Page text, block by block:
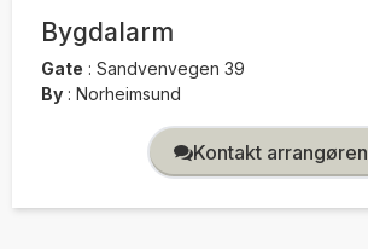
Bygdalarm
Gate : Sandvenvegen 39
By : Norheimsund
Kontakt arrangøren